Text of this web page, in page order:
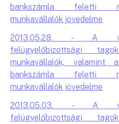
bankszámla feletti
munkavállalók jövedelme
2013.05.28. - A
felügyelőbizottsági
munkavállalók,
bankszámla feletti
munkavállalók jövedelme
2013.05.03. - A
felügyelőbizottsági